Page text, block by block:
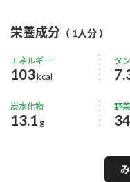
栄養成分 （ 1人分 ）
エネルギー
103kcal
タ
炭水化物
13.1 g
野